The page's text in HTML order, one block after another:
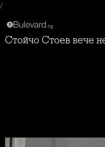
/
Стойчо Стоев вече